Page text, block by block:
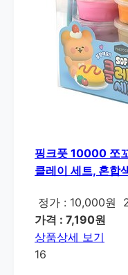
핑크풋 10000 쪼
클레이 세트, 혼합
정가 : 10,000원
가격 : 7,190원
상품상세 보기
16